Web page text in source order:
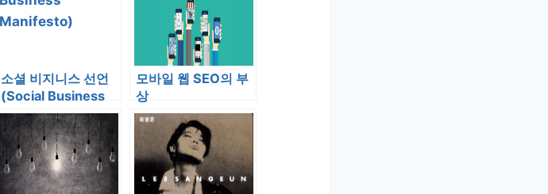
소셜 비지니스 선언
(Social Business
Manifesto)
모바일 웹 SEO의 부
상